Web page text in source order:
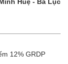
12% GRDP